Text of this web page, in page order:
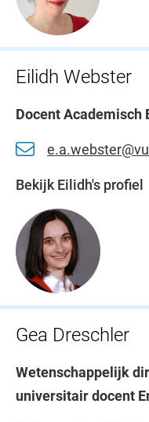
Eilidh Webster
Docent Academisch
Bekijk Eilidh's profiel
Gea Dreschler
Wetenschappelijk
universitair docent